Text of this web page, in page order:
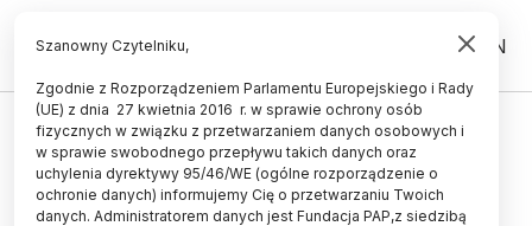
PL EN
ZIEMIA
Ekspert: potrzebujemy nowych
przepisów odnośnie GMO
Szanowny Czytelniku,
Zgodnie z Rozporządzeniem Parlamentu Europejskiego i Rady
(UE) z dnia 27 kwietnia 2016 r. w sprawie ochrony osób
fizycznych w związku z przetwarzaniem danych osobowych i
w sprawie swobodnego przepływu takich danych oraz
uchylenia dyrektywy 95/46/WE (ogólne rozporządzenie o
ochronie danych) informujemy Cię o przetwarzaniu Twoich
danych. Administratorem danych jest Fundacja PAP,z siedzibą